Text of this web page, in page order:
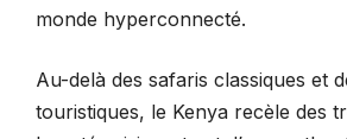
monde hyperconnecté.
Au-delà des safaris classiques et
touristiques, le Kenya recèle des